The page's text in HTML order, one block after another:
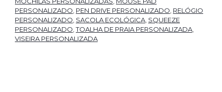
PERSONALIZADO PEN DRIVE PERSONALIZADO RELÓGIO
PERSONALIZADO SACOLA ECOLÓGICA SQUEEZE
PERSONALIZADO ,TOALHA DE PRAIA PERSONALIZADA
VISEIRA PERSONALIZADA